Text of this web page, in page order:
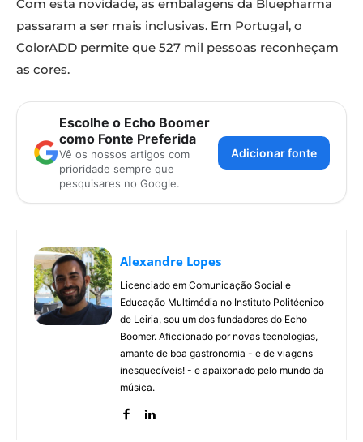
Com esta novidade, as embalagens da Bluepharma
passaram a ser mais inclusivas. Em Portugal, o
ColorADD permite que 527 mil pessoas reconheçam
as cores.
Escolhe o Echo Boomer
como Fonte Preferida
Vê os nossos artigos com
prioridade sempre que
pesquisares no Google.
Adicionar fonte
Alexandre Lopes
Licenciado em Comunicação Social e
Educação Multimédia no Instituto Politécnico
de Leiria, sou um dos fundadores do Echo
Boomer. Aficcionado por novas tecnologias,
amante de boa gastronomia - e de viagens
inesquecíveis! - e apaixonado pelo mundo da
música.